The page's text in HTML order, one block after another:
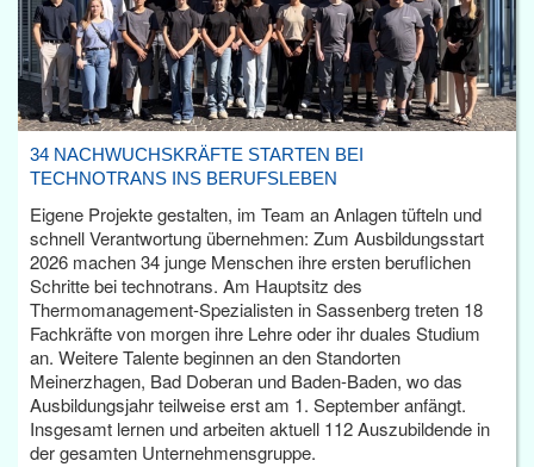
34 NACHWUCHSKRÄFTE STARTEN BEI
TECHNOTRANS INS BERUFSLEBEN
Eigene Projekte gestalten, im Team an Anlagen tüfteln und
schnell Verantwortung übernehmen: Zum Ausbildungsstart
2026 machen 34 junge Menschen ihre ersten beruflichen
Schritte bei technotrans. Am Hauptsitz des
Thermomanagement-Spezialisten in Sassenberg treten 18
Fachkräfte von morgen ihre Lehre oder ihr duales Studium
an. Weitere Talente beginnen an den Standorten
Meinerzhagen, Bad Doberan und Baden-Baden, wo das
Ausbildungsjahr teilweise erst am 1. September anfängt.
Insgesamt lernen und arbeiten aktuell 112 Auszubildende in
der gesamten Unternehmensgruppe.